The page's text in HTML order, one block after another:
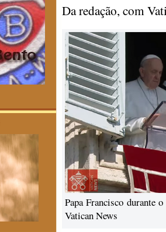
Da redação, com
Papa Francisco durante
Vatican News